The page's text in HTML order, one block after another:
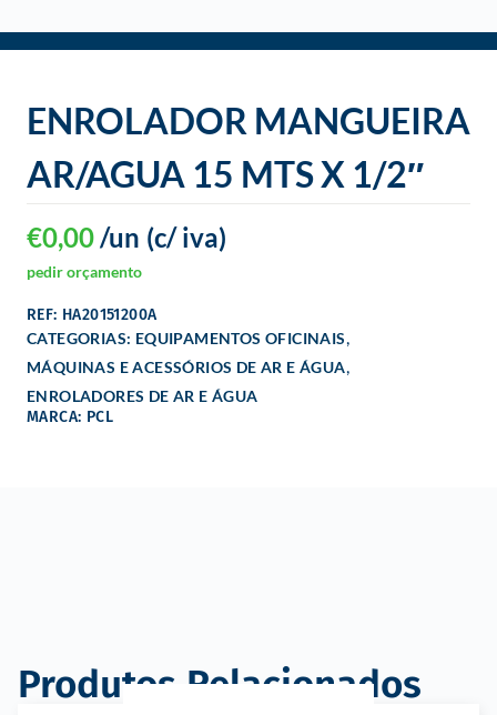
ENROLADOR MANGUEIRA
AR/AGUA 15 MTS X 1/2″
€0,00 (c/ iva)
/un
pedir orçamento
REF: HA20151200A
CATEGORIAS: EQUIPAMENTOS OFICINAIS,
MÁQUINAS E ACESSÓRIOS DE AR E ÁGUA,
ENROLADORES DE AR E ÁGUA
MARCA: PCL
Produtos Relacionados